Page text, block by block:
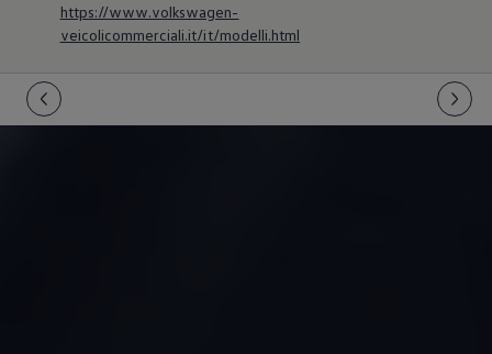
https://www.volkswagen-
veicolicommerciali.it/it/modelli.html